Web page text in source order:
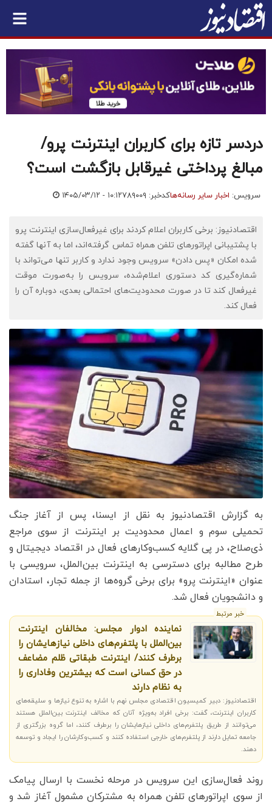
دردسر تازه برای کاربران اینترنت پرو/
مبالغ پرداختی غیرقابل بازگشت است؟
سرویس: اخبار سایر رسانه‌هاکدخبر: ۷۸۹۰۰۹ ۱۴۰۵/۰۳/۱۲ - ۱۰:۱۲
اقتصادنیوز: برخی کاربران اعلام کردند برای غیرفعال‌سازی اینترنت پرو
با پشتیبانی اپراتورهای تلفن همراه تماس گرفته‌اند، اما به آنها گفته
شده امکان «پس دادن» سرویس وجود ندارد و کاربر تنها می‌تواند با
شماره‌گیری کد دستوری اعلام‌شده، سرویس را به‌صورت موقت
غیرفعال کند تا در صورت محدودیت‌های احتمالی بعدی، دوباره آن را
فعال کند.
به گزارش اقتصادنیوز به نقل از ایسنا، پس از آغاز جنگ
تحمیلی سوم و اعمال محدودیت بر اینترنت از سوی مراجع
ذی‌صلاح، در پی گلایه کسب‌وکارهای فعال در اقتصاد دیجیتال و
طرح مطالبه برای دسترسی به اینترنت بین‌الملل، سرویسی با
عنوان «اینترنت پرو» برای برخی گروه‌ها از جمله تجار، استادان
و دانشجویان فعال شد.
خبر مرتبط
نماینده ادوار مجلس: مخالفان اینترنت
بین‌الملل با پلتفرم‌های داخلی نیازهایشان را
برطرف کنند/ اینترنت طبقاتی ظلم مضاعف
در حق کسانی است که بیشترین وفاداری را
به نظام دارند
اقتصادنیوز: دبیر کمیسیون اقتصادی مجلس نهم با اشاره به تنوع نیازها و سلیقه‌های
کاربران اینترنت، گفت: برخی افراد به‌ویژه آنان که مخالف اینترنت بین‌الملل هستند
می‌توانند از طریق پلتفرم‌های داخلی نیازهایشان را برطرف کنند، اما گروه بزرگتری از
جامعه تمایل دارند از پلتفرم‌های خارجی استفاده کنند و کسب‌وکارشان را ایجاد و توسعه
دهند.
روند فعال‌سازی این سرویس در مرحله نخست با ارسال پیامک
از سوی اپراتورهای تلفن همراه به مشترکان مشمول آغاز شد و